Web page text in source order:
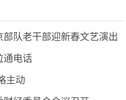
队老干部迎新春文艺演出
贺新春
通电话
主动